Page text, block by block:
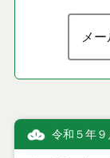
メ
令和５年９